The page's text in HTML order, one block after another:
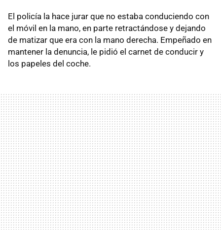
El policía la hace jurar que no estaba conduciendo con
el móvil en la mano, en parte retractándose y dejando
de matizar que era con la mano derecha. Empeñado en
mantener la denuncia, le pidió el carnet de conducir y
los papeles del coche.